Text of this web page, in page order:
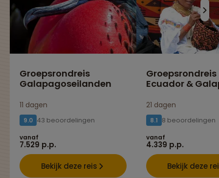
Groepsrondreis
Galapagoseilanden
11 dagen
9.0 43 beoordelingen
vanaf
7.529 p.p.
Bekijk deze reis
Groepsrondreis
Ecuador &
21 dagen
8.1 8 beoordelingen
vanaf
4.339 p.p.
Bekijk deze